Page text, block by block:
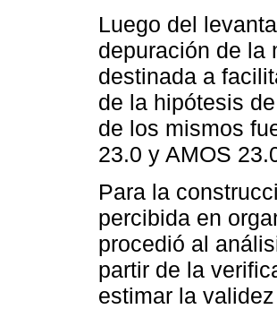
Luego del
depuración de la
destinada a
de la hipótesis
de los mismos
23.0 y AMOS
Para la
percibida en
procedió al
partir de la
estimar la